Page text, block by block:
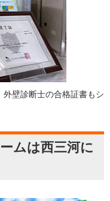
壁診断士の合格証書もシ
ムは西三河に